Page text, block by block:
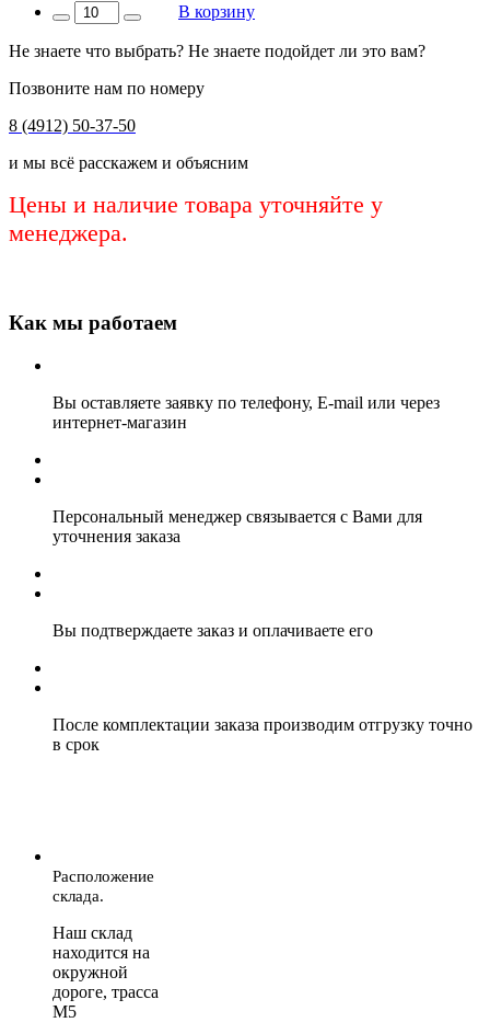
В корзину
Не знаете что выбрать? Не знаете подойдет ли это вам?
Позвоните нам по номеру
8 (4912) 50-37-50
и мы всё расскажем и объясним
Цены и наличие товара уточняйте у
менеджера.
Как мы работаем
Вы оставляете заявку по телефону, E-mail или через
интернет-магазин
Персональный менеджер связывается с Вами для
уточнения заказа
Вы подтверждаете заказ и оплачиваете его
После комплектации заказа производим отгрузку точно
в срок
Расположение
склада.
Наш склад
находится на
окружной
дороге, трасса
М5